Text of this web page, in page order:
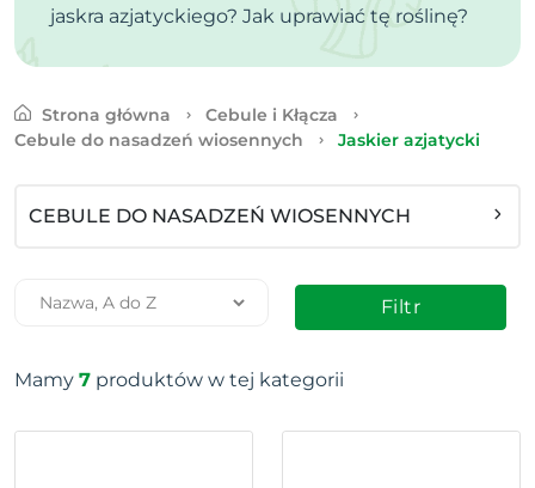
jaskra azjatyckiego? Jak uprawiać tę roślinę?
Strona główna
Cebule i Kłącza
Cebule do nasadzeń wiosennych
Jaskier azjatycki
CEBULE DO NASADZEŃ WIOSENNYCH
Filtr
Mamy 7 produktów w tej kategorii